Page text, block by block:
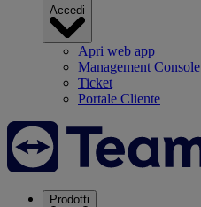
Accedi
Apri web app
Management Console
Ticket
Portale Cliente
Prodotti